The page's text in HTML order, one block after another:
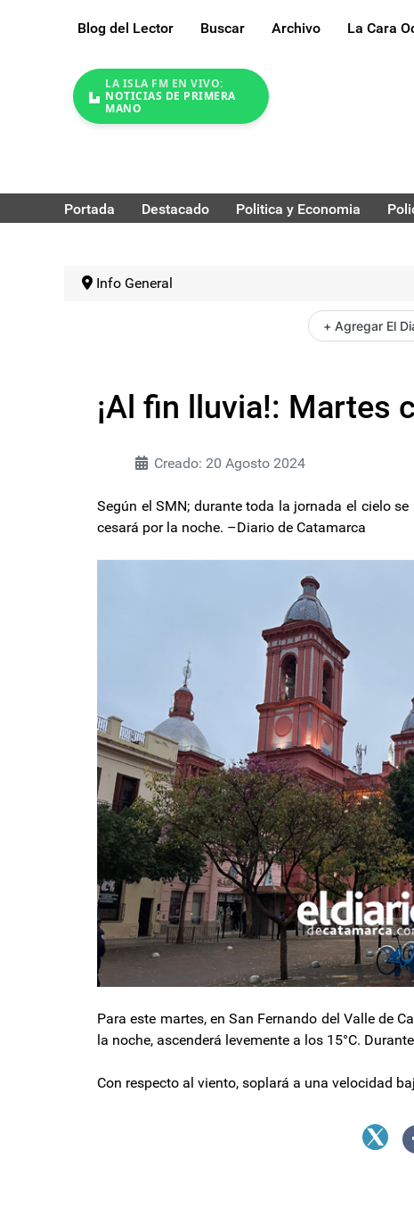
Blog del Lector Buscar Archivo La Cara
LA ISLA FM EN VIVO:
NOTICIAS DE PRIMERA
MANO
Portada Destacado Politica y Economia
Info General
+ Agregar El
¡Al fin lluvia!: Martes
Creado: 20 Agosto 2024
Según el SMN; durante toda la jornada el cielo
cesará por la noche. –Diario de Catamarca
Para este martes, en San Fernando del Valle de
la noche, ascenderá levemente a los 15°C.
Con respecto al viento, soplará a una velocidad